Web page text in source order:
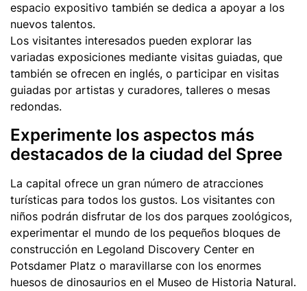
espacio expositivo también se dedica a apoyar a los
nuevos talentos.
Los visitantes interesados pueden explorar las
variadas exposiciones mediante visitas guiadas, que
también se ofrecen en inglés, o participar en visitas
guiadas por artistas y curadores, talleres o mesas
redondas.
Experimente los aspectos más
destacados de la ciudad del Spree
La capital ofrece un gran número de atracciones
turísticas para todos los gustos. Los visitantes con
niños podrán disfrutar de los dos parques zoológicos,
experimentar el mundo de los pequeños bloques de
construcción en Legoland Discovery Center en
Potsdamer Platz o maravillarse con los enormes
huesos de dinosaurios en el Museo de Historia Natural.